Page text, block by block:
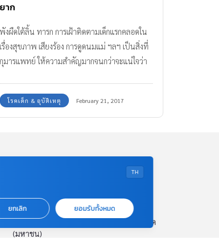
ยาก
พังผืดใต้ลิ้น ทารก การเฝ้าติดตามเด็กแรกคลอดใน
เรื่องสุขภาพ เสียงร้อง การดูดนมแม่ ฯลฯ เป็นสิ่งที่
กุมารแพทย์ ให้ความสำคัญมากจนกว่าจะแน่ใจว่า
เป็นอุปสรรคต่อการดูดนมแม่ ทีมงาน Amarin
Baby & Kids มีข้อมูลพร้อมคำแนะนำในการรักษา
โรคเด็ก & อุบัติเหตุ February 21, 2017
Contact US
บริษัท เอเอ็มอี อิมเมจิเนทีฟ จำกัด
ในเครือ บริษัท อมรินทร์ คอร์เปอเรชั่นส์ จำกัด
(มหาชน)
TH
ยกเลิก ยอมรับทั้งหมด